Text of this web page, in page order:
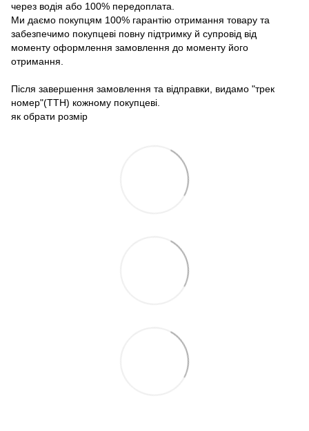
через водія або 100% передоплата.
Ми даємо покупцям 100% гарантію отримання товару та
забезпечимо покупцеві повну підтримку й супровід від
моменту оформлення замовлення до моменту його
отримання.
Після завершення замовлення та відправки, видамо "трек
номер"(ТТН) кожному покупцеві.
як обрати розмір